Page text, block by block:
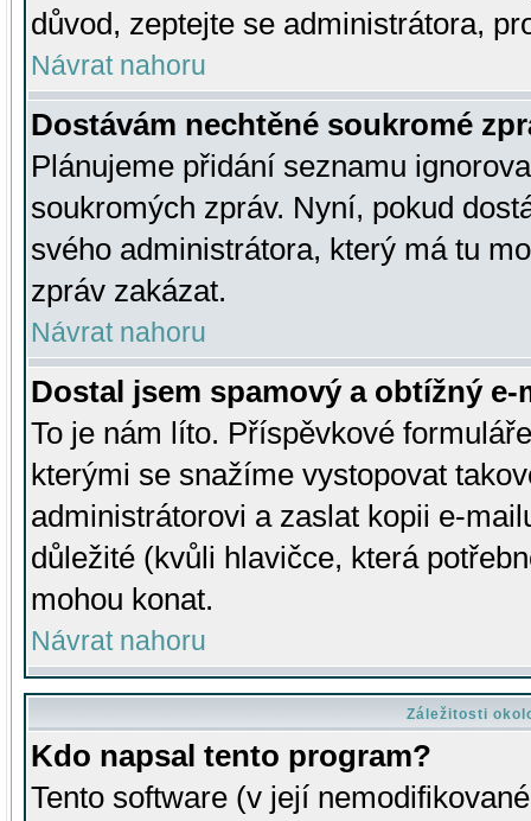
důvod, zeptejte se administrátora,
Návrat nahoru
Dostávám nechtěné soukromé
Plánujeme přidání seznamu
soukromých zpráv. Nyní, pokud
svého administrátora, který má tu
zpráv zakázat.
Návrat nahoru
Dostal jsem spamový a obtížný
To je nám líto. Příspěvkové
kterými se snažíme vystopovat
administrátorovi a zaslat kopii e-
důležité (kvůli hlavičce, která
mohou konat.
Návrat nahoru
Záležitosti
Kdo napsal tento program?
Tento software (v její